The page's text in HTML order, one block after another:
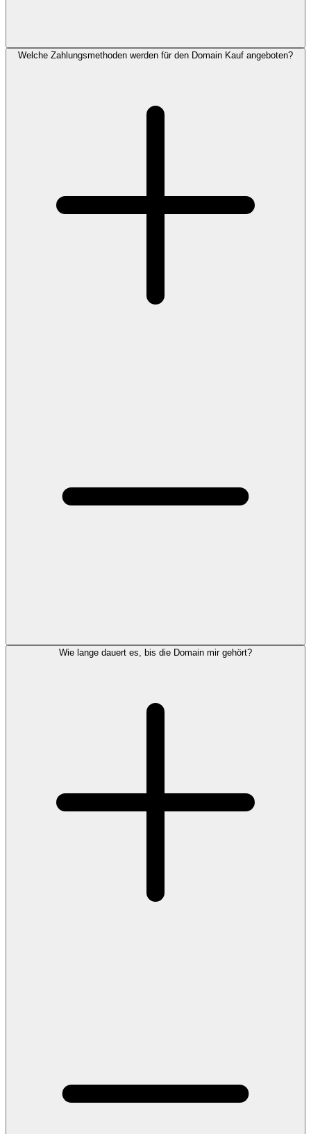
Welche Zahlungsmethoden werden für den Domain Kauf angeboten?
Wie lange dauert es, bis die Domain mir gehört?